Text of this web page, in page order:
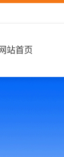
网站首页